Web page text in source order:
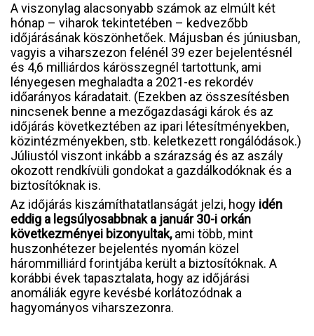
A viszonylag alacsonyabb számok az elmúlt két
hónap – viharok tekintetében – kedvezőbb
időjárásának köszönhetőek. Májusban és júniusban,
vagyis a viharszezon felénél 39 ezer bejelentésnél
és 4,6 milliárdos kárösszegnél tartottunk, ami
lényegesen meghaladta a 2021-es rekordév
időarányos káradatait. (Ezekben az összesítésben
nincsenek benne a mezőgazdasági károk és az
időjárás következtében az ipari létesítményekben,
közintézményekben, stb. keletkezett rongálódások.)
Júliustól viszont inkább a szárazság és az aszály
okozott rendkívüli gondokat a gazdálkodóknak és a
biztosítóknak is.
Az időjárás kiszámíthatatlanságát jelzi, hogy idén
eddig a legsúlyosabbnak a január 30-i orkán
következményei bizonyultak,ami több, mint
huszonhétezer bejelentés nyomán közel
hárommilliárd forintjába került a biztosítóknak. A
korábbi évek tapasztalata, hogy az időjárási
anomáliák egyre kevésbé korlátozódnak a
hagyományos viharszezonra.